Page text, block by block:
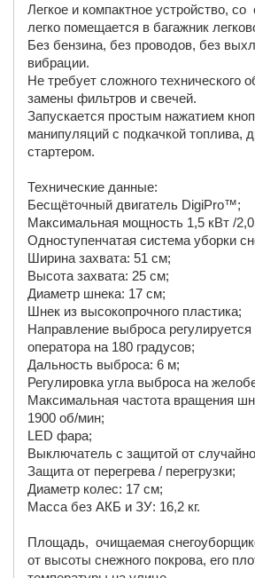
Легкое и компактное устройство,
легко помещается в багажник
Без бензина, без проводов, без
вибрации.
Не требует сложного технического
замены фильтров и свечей.
Запускается простым нажатием
манипуляций с подкачкой топлива,
стартером.
Технические данные:
Бесщёточный двигатель DigiPro™;
Максимальная мощность 1,5 кВт /
Одноступенчатая система уборки
Ширина захвата: 51 см;
Высота захвата: 25 см;
Диаметр шнека: 17 см;
Шнек из высокопрочного пластика;
Направление выброса регулируется
оператора на 180 градусов;
Дальность выброса: 6 м;
Регулировка угла выброса на
Максимальная частота вращения
1900 об/мин;
LED фара;
Выключатель с защитой от
Защита от перегрева / перегрузки;
Диаметр колес: 17 см;
Масса без АКБ и ЗУ: 16,2 кг.
Площадь, очищаемая
от высоты снежного покрова, его